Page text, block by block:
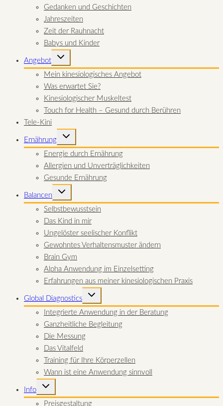
Gedanken und Geschichten
Jahreszeiten
Zeit der Rauhnacht
Babys und Kinder
Angebot
UNTERMENÜ
Mein kinesiologisches Angebot
Was erwartet Sie?
Kinesiologischer Muskeltest
Touch for Health – Gesund durch Berühren
Tele-Kini
Ernährung
UNTERMENÜ
Energie durch Ernährung
Allergien und Unverträglichkeiten
Gesunde Ernährung
Balancen
UNTERMENÜ
Selbstbewusstsein
Das Kind in mir
Ungelöster seelischer Konflikt
Gewohntes Verhaltensmuster ändern
Brain Gym
Alpha Anwendung im Einzelsetting
Erfahrungen aus meiner kinesiologischen Praxis
Global Diagnostics
UNTERMENÜ
Integrierte Anwendung in der Beratung
Ganzheitliche Begleitung
Die Messung
Das Vitalfeld
Training für Ihre Körperzellen
Wann ist eine Anwendung sinnvoll
Info
UNTERMENÜ
Preisgestaltung